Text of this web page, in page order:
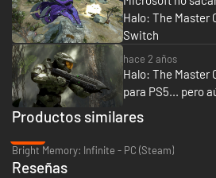
tus momentos favoritos con la
Halo: The Master
Switch
hace 2 años
Halo: The Master
para PS5... pero
Productos similares
Bright Memory: Infinite - PC (Steam)
Reseñas